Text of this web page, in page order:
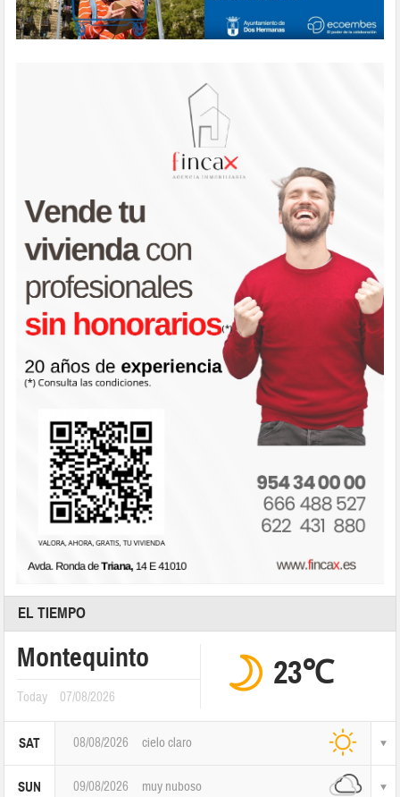
EL TIEMPO
Montequinto
Today 07/08/2026
23℃
SAT 08/08/2026 cielo claro
SUN 09/08/2026 muy nuboso